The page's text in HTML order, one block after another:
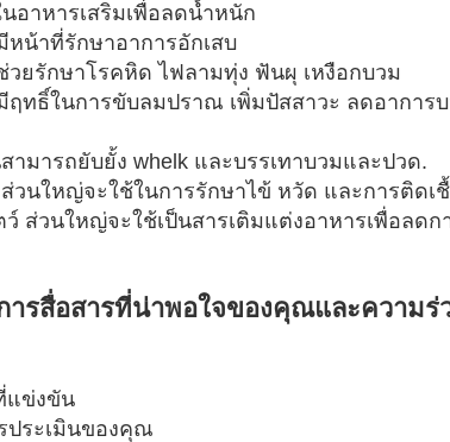
อาหารเสริมเพื่อลดน้ำหนัก
หน้าที่รักษาอาการอักเสบ
วยรักษาโรคหิด ไฟลามทุ่ง ฟันผุ เหงือกบวม
ฤทธิ์ในการขับลมปราณ เพิ่มปัสสาวะ ลดอาการ
ามารถยับยั้ง whelk และบรรเทาบวมและปวด.
วนใหญ่จะใช้ในการรักษาไข้ หวัด และการติดเ
ส่วนใหญ่จะใช้เป็นสารเติมแต่งอาหารเพื่อลดก
ารสื่อสารที่น่าพอใจของคุณและความร่
แข่งขัน
ประเมินของคุณ